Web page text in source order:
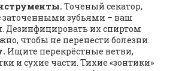
Точеный секатор,
заточенными зубьями – ваш
Дезинфицировать их спиртом
чтобы не перенести болезни.
Ищите перекрёстные ветви,
и сухие части. Тихие «зонтики»